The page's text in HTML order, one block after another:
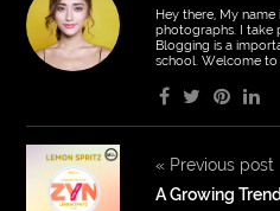
Hey there, My
photographs. I take
Blogging is a
school. Welcome
«Previous post
A Growing